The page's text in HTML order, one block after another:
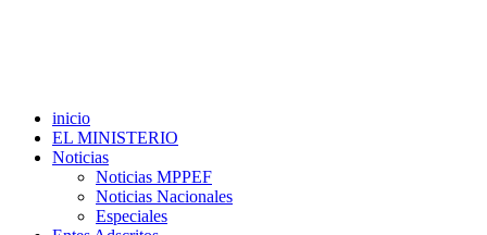
inicio
EL MINISTERIO
Noticias
Noticias MPPEF
Noticias Nacionales
Especiales